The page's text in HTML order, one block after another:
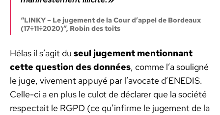
“LINKY – Le juge­ment de la Cour d’ap­pel de Bor­deaux
(17÷11÷2020)”, Robin des toits
Hélas il s’ag­it du seul juge­ment men­tion­nant
cette ques­tion des don­nées, comme l’a souligné
le juge, vive­ment appuyé par l’av­o­cate d’ENEDIS.
Celle-ci a en plus le culot de déclar­er que la société
respec­tait le RGPD (ce qu’in­firme le juge­ment de la